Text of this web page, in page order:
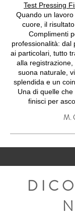
Test Pressing
Quando un
cuore, il
Complimenti
professionalità: dal
ai particolari, tutto
alla
suona naturale,
splendida e un
Una di quelle che
finisci per
M.